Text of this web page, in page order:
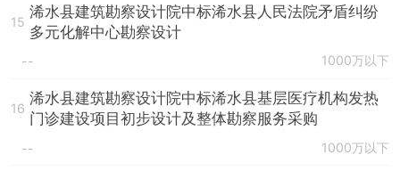
15
浠水县建筑勘察设计院中标浠水县人民法院矛盾纠纷
多元化解中心勘察设计
-- 1000万以下
16
浠水县建筑勘察设计院中标浠水县基层医疗机构发热
门诊建设项目初步设计及整体勘察服务采购
-- 1000万以下